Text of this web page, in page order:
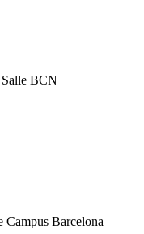
Salle BCN